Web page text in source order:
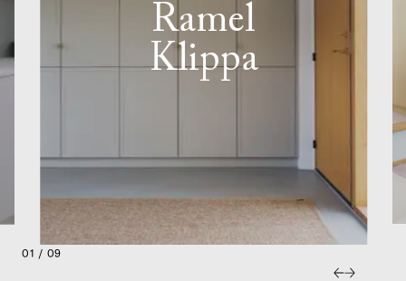
Ramel
Klippa
01 / 09